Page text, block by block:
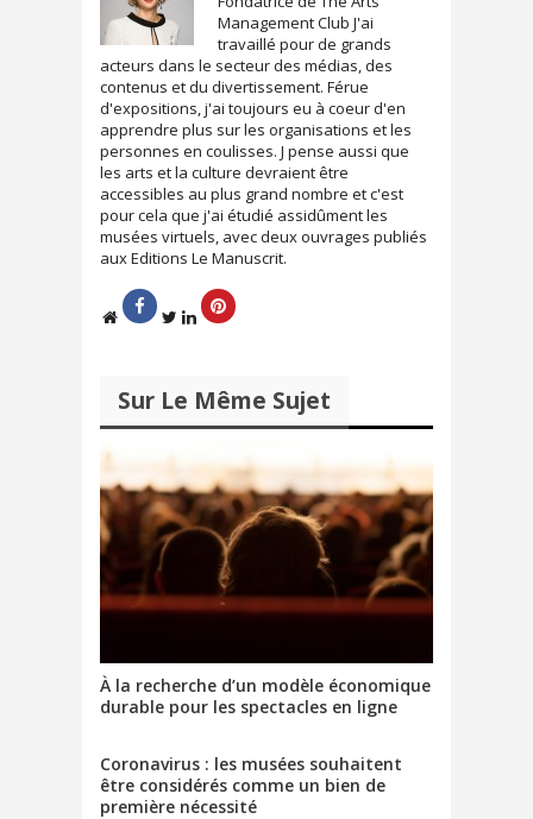
n
s
u
n
e
n
o
u
v
e
l
l
e
f
e
n
ê
t
e
)
u
n
e
n
o
u
v
e
l
l
e
f
e
n
ê
e
Management Club J'ai
travaillé pour de grands
acteurs dans le secteur des médias, des
contenus et du divertissement. Férue
d'expositions, j'ai toujours eu à coeur d'en
apprendre plus sur les organisations et les
personnes en coulisses. J pense aussi que
les arts et la culture devraient être
accessibles au plus grand nombre et c'est
pour cela que j'ai étudié assidûment les
musées virtuels, avec deux ouvrages publiés
aux Editions Le Manuscrit.
Sur Le Même Sujet
À la recherche d’un modèle économique
durable pour les spectacles en ligne
Coronavirus : les musées souhaitent
être considérés comme un bien de
première nécessité